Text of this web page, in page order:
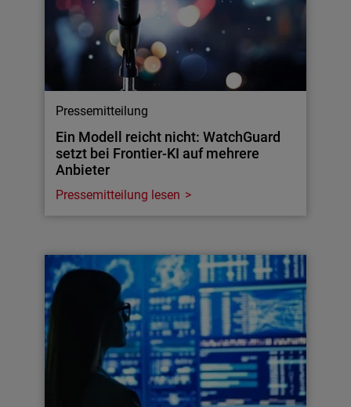
Pressemitteilung
Ein Modell reicht nicht: WatchGuard
setzt bei Frontier-KI auf mehrere
Anbieter
Pressemitteilung lesen